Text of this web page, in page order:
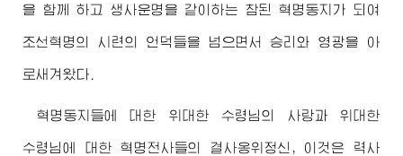
을 함께 하고 생사운명을 같이하는 참된 혁명동지가 되여
조선혁명의 시련의 언덕들을 넘으면서 승리와 영광을 아
로새겨왔다.
혁명동지들에 대한 위대한 수령님의 사랑과위대한
수령님 에 대한 혁명전사들의 결사옹위정신, 이것은 력사